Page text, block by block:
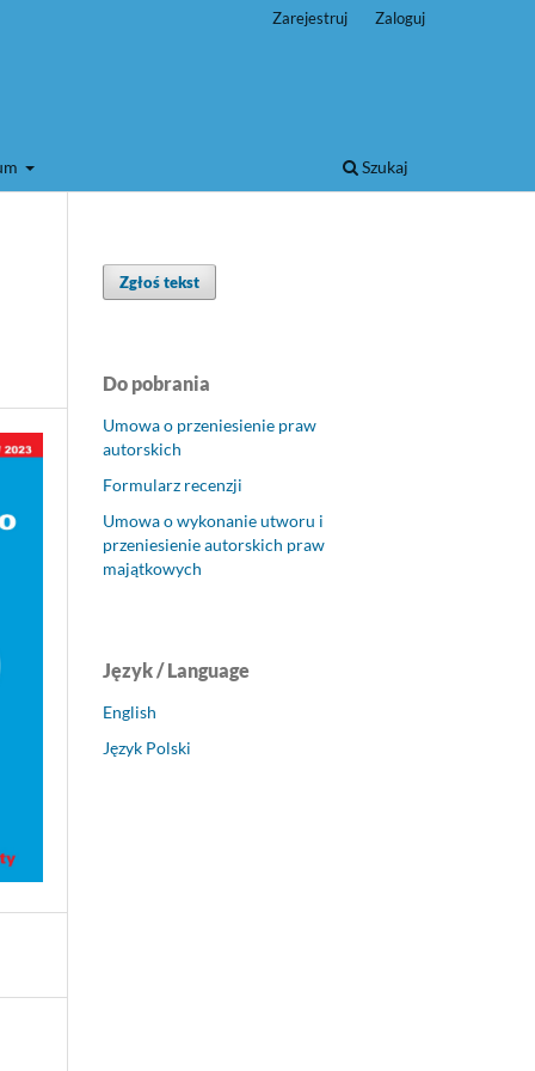
Szukaj
Zarejestruj Zaloguj
Zgłoś tekst
Do pobrania
Umowa o przeniesienie praw
autorskich
Formularz recenzji
Umowa o wykonanie utworu i
przeniesienie autorskich praw
majątkowych
Język / Language
English
Język Polski